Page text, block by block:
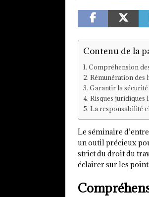
Contenu de la
Compréhension
Rémunération des
Garantir la
Risques
La responsabilité
Le séminaire
un outil précieux
strict du droit du
éclairer sur les